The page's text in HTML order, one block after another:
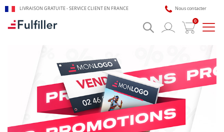
LIVRAISON GRATUITE - SERVICE CLIENT EN FRANCE Nous contacter
0
🎯 Assistant impression Fulfiller